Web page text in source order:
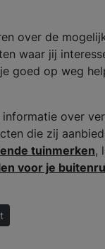
over de
waar jij
goed op weg
over
die zij
tuinmerken,
voor je